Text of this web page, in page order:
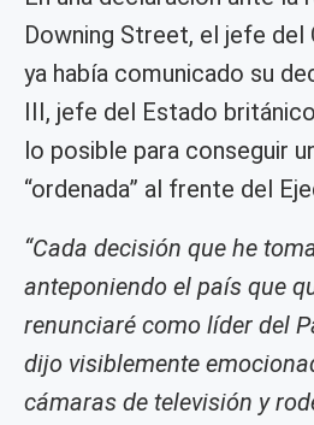
Downing Street, el jefe del
ya había comunicado su
III, jefe del Estado
lo posible para conseguir
“ordenada” al frente del
“Cada decisión que he
anteponiendo el país que
renunciaré como líder del
dijo visiblemente
cámaras de televisión y